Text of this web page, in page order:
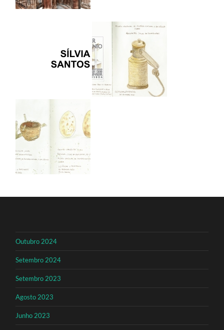
Outubro 2024
Setembro 2024
Setembro 2023
Agosto 2023
Junho 2023